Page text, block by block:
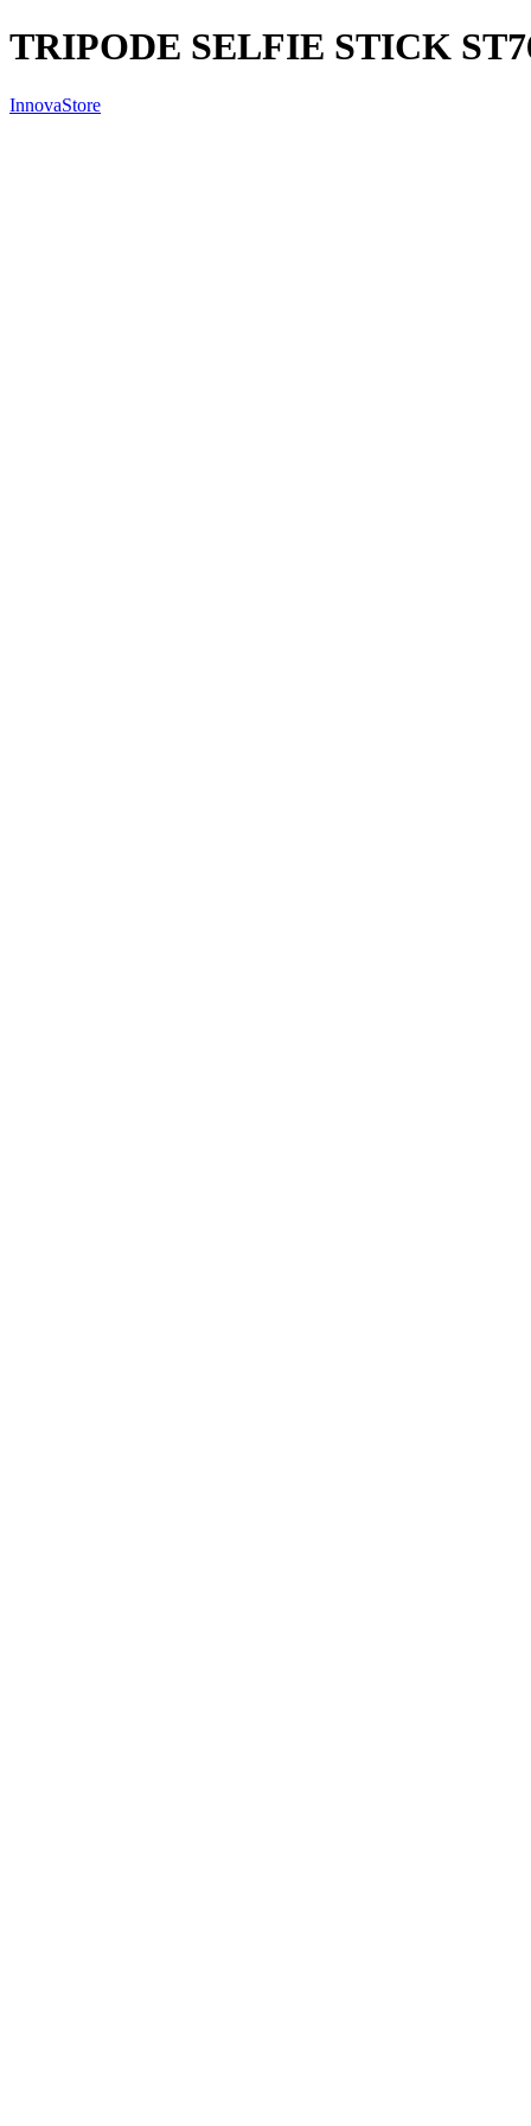
TRIPODE SELFIE STICK
InnovaStore